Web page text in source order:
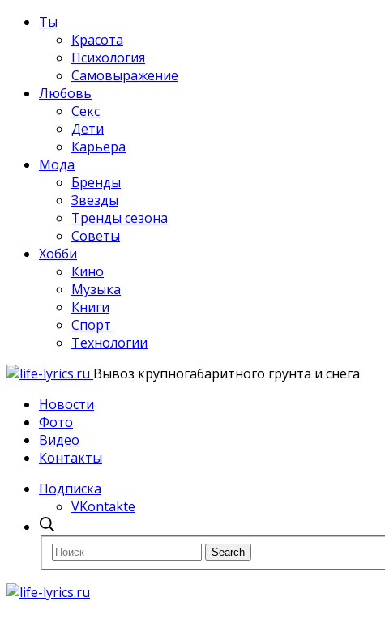
Ты
Красота
Психология
Самовыражение
Любовь
Секс
Дети
Карьера
Мода
Бренды
Звезды
Тренды сезона
Советы
Хобби
Кино
Музыка
Книги
Спорт
Технологии
Вывоз крупногабаритного грунта и снега
Новости
Фото
Видео
Контакты
Подписка
VKontakte